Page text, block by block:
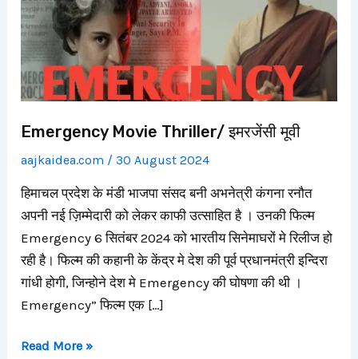
Emergency Movie Thriller/ इमरजेंसी मूवी
aajkaidea.com /30 August 2024
हिमाचल प्रदेश के मंडी भाजपा संसद बनी अभनेत्री कंगना रनौत
अपनी नई ज़िम्मेदारी को लेकर काफी उत्साहित है । उनकी फिल्म
Emergency 6 सितंबर 2024 को भारतीय सिनेमाघरों मे रिलीज हो
रही है। फिल्म की कहानी के केंद्र मे देश की पूर्व प्रधानमंत्री इन्दिरा
गांधी होगी, जिन्होने देश मे Emergency की घोषणा की थी ।
Emergency” फिल्म एक […]
मूवी
Read More »